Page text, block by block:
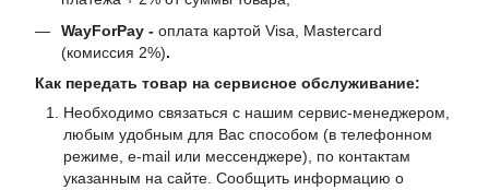
WayForPay - оплата картой Visa, Mastercard
(комиссия 2%).
Как передать товар на сервисное обслуживание:
Необходимо связаться с нашим сервис-менеджером,
любым удобным для Вас способом (в телефонном
режиме, e-mail или мессенджере), по контактам
указанным на сайте. Сообщить информацию о